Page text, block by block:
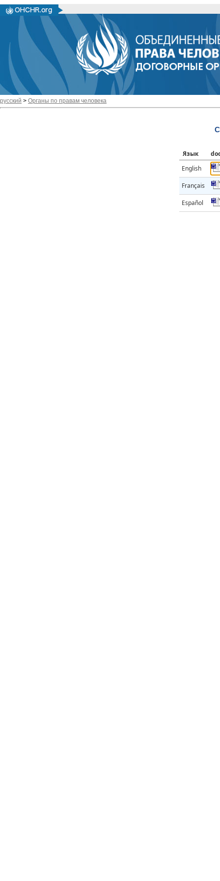
русский > Органы по правам человека
Язык
English
Français
Español